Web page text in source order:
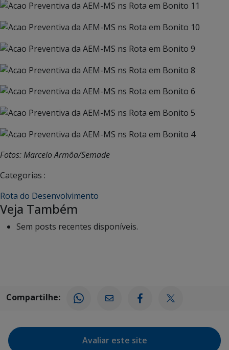
Fotos: Marcelo Armôa/Semade
Categorias :
Rota do Desenvolvimento
Veja Também
Sem posts recentes disponíveis.
Compartilhe:
Avaliar este site